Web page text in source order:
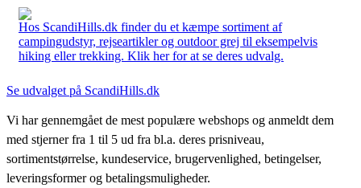
Hos ScandiHills.dk finder du et kæmpe sortiment af
campingudstyr, rejseartikler og outdoor grej til eksempelvis
hiking eller trekking. Klik her for at se deres udvalg.
Se udvalget på ScandiHills.dk
Vi har gennemgået de mest populære webshops og anmeldt dem
med stjerner fra 1 til 5 ud fra bl.a. deres prisniveau,
sortimentstørrelse, kundeservice, brugervenlighed, betingelser,
leveringsformer og betalingsmuligheder.